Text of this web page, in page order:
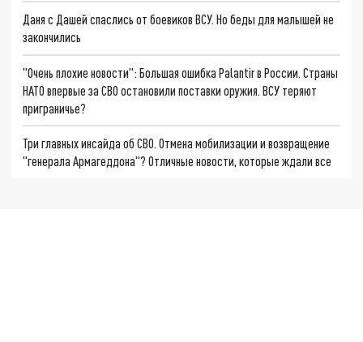
Даня с Дашей спаслись от боевиков ВСУ. Но беды для малышей не
закончились
"Очень плохие новости": Большая ошибка Palantir в России. Страны
НАТО впервые за СВО остановили поставки оружия. ВСУ теряют
приграничье?
Три главных инсайда об СВО. Отмена мобилизации и возвращение
"генерала Армагеддона"? Отличные новости, которые ждали все